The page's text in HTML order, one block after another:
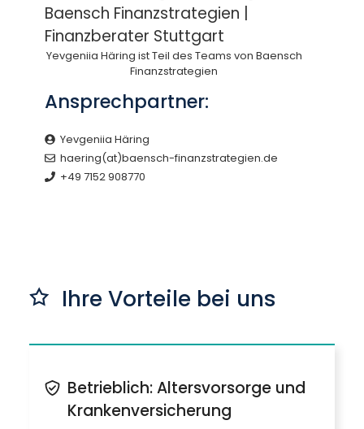
Yevgeniia Häring ist Teil des Teams von Baensch
Finanzstrategien
Ansprechpartner:
Yevgeniia Häring
haering(at)baensch-finanzstrategien.de
+49 7152 908770
Ihre Vorteile bei uns
Betrieblich: Altersvorsorge und
Krankenversicherung